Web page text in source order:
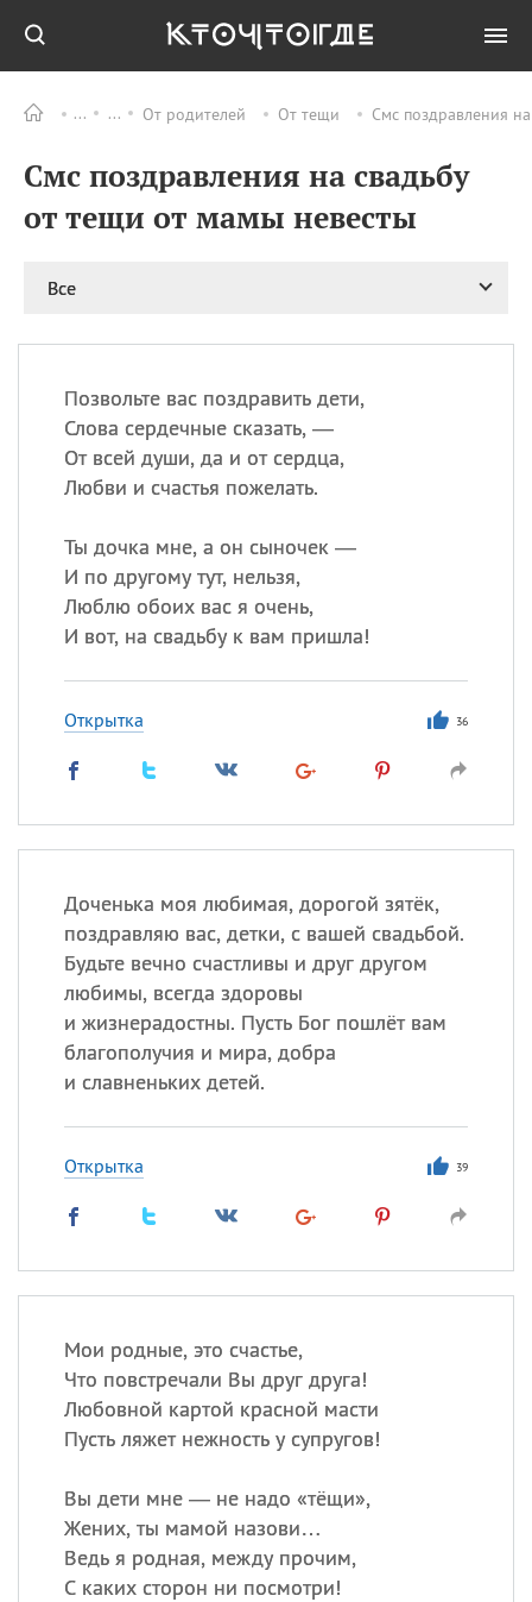
От родителей От тещи Смс поздравления
Смс поздравления на свадьбу
от тещи от мамы невесты
Все
Позвольте вас поздравить дети,
Слова сердечные сказать, —
От всей души, да и от сердца,
Любви и счастья пожелать.
Ты дочка мне, а он сыночек —
И по другому тут, нельзя,
Люблю обоих вас я очень,
И вот, на свадьбу к вам пришла!
Открытка 36
Доченька моя любимая, дорогой зятёк,
поздравляю вас, детки, с вашей свадьбой.
Будьте вечно счастливы и друг другом
любимы, всегда здоровы
и жизнерадостны. Пусть Бог пошлёт вам
благополучия и мира, добра
и славненьких детей.
Открытка 39
Мои родные, это счастье,
Что повстречали Вы друг друга!
Любовной картой красной масти
Пусть ляжет нежность у супругов!
Вы дети мне — не надо «тёщи»,
Жених, ты мамой назови…
Ведь я родная, между прочим,
С каких сторон ни посмотри!
ПРАЗДНИКИ Все
09.08
День памяти
великомученика и
целителя Пантелеимона
Николая Чудотворца
11.08 День полета на
11.08 День Святой Клары —
покровительницы
телевидения
Сегодня празднуют именины
Герман,Иван
Посмотреть значение